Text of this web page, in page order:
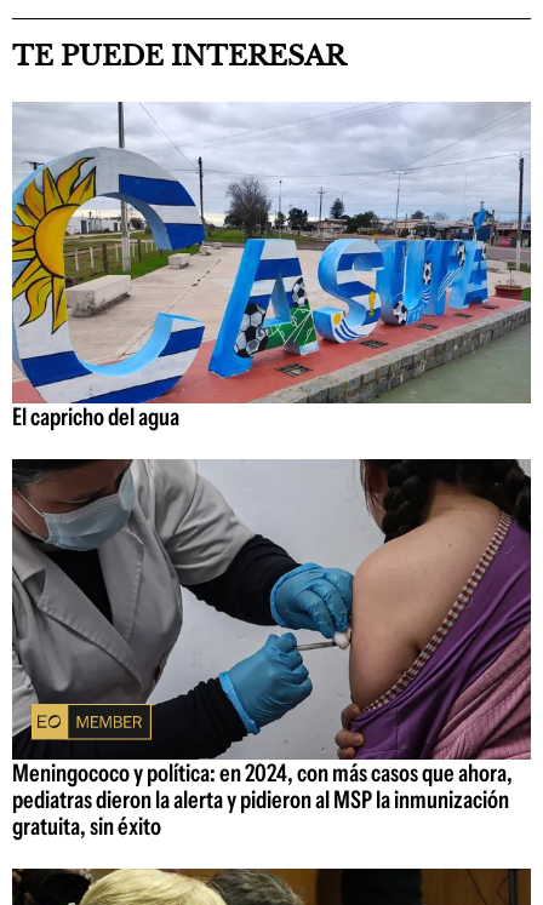
TE PUEDE INTERESAR
El capricho del agua
Meningococo y política: en 2024, con más casos que ahora,
pediatras dieron la alerta y pidieron al MSP la inmunización
gratuita, sin éxito